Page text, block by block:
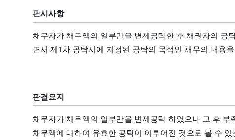
판시사항
채무자가 채무액의 일부만을 변제공탁한 후 채권자의 공
면서 제1차 공탁시에 지정된 공탁의 목적인 채무의 내용
판결요지
채무자가 채무액의 일부만을 변제공탁 하였으나 그 후 부
채무액에 대하여 유효한 공탁이 이루어진 것으로 볼 수